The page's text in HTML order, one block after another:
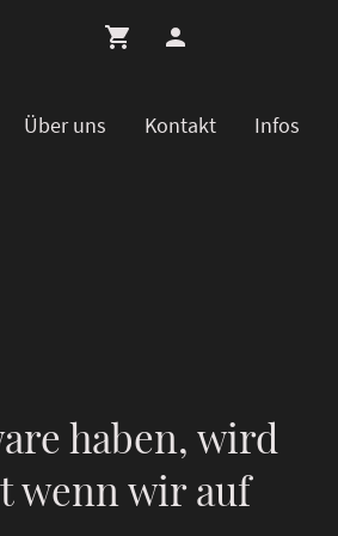
Über uns Kontakt Infos
haben, wird
wenn wir auf